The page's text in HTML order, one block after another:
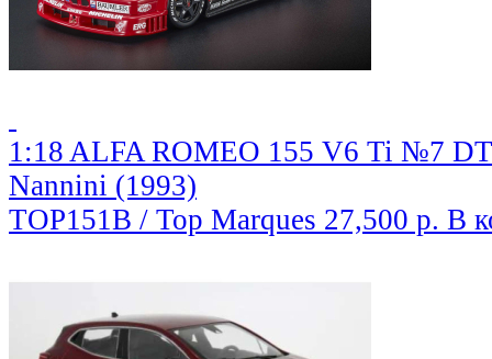
1:18 ALFA ROMEO 155 V6 Ti №7
Nannini (1993)
TOP151B / Top Marques 27,500 р. В